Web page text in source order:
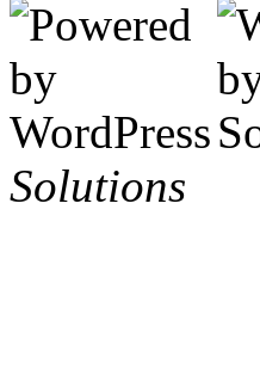
Solutions